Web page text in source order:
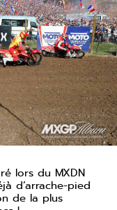
lors du MXDN
d’arrache-pied
de la plus